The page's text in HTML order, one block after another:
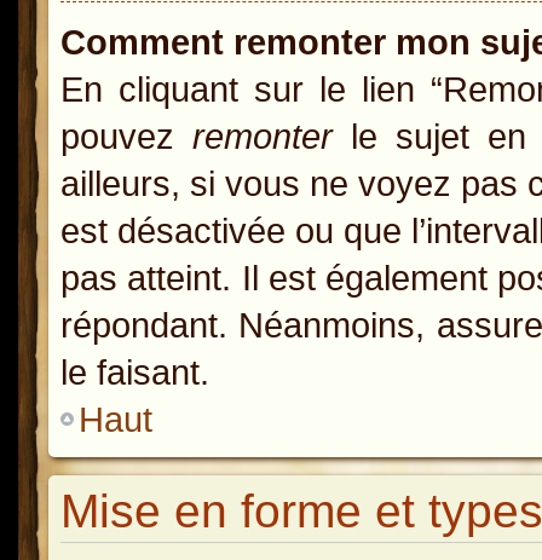
Comment remonter mon
En cliquant sur le lien
pouvez remonterle sujet en
ailleurs, si vous ne voyez pas
est désactivée ou que
pas atteint. Il est également
répondant. Néanmoins,
le faisant.
Haut
Mise en forme et